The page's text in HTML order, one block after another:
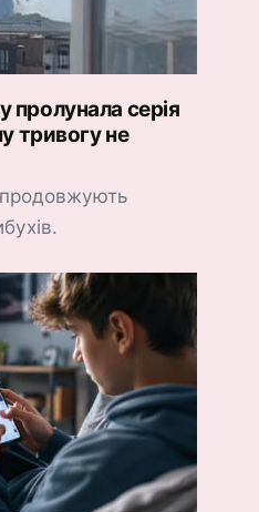
серія
тривогу не